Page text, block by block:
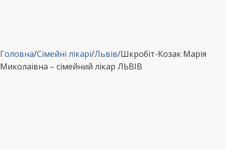
Головна/Сімейні лікарі/Львів/Шкробіт-Козак Марія
Миколаівна – сімейний лікар ЛЬВІВ